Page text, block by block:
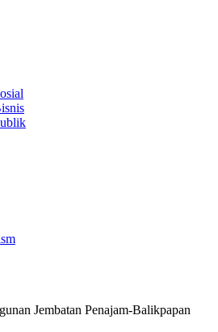
Jembatan Penajam-Balikpapan